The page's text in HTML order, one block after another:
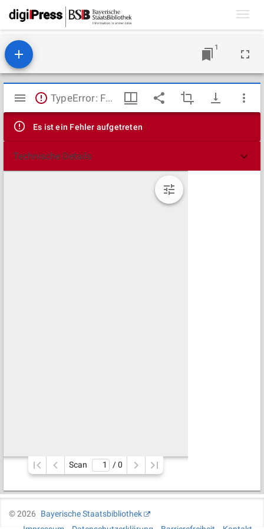
1
Mirador
Viewer
TypeError: Failed to fetch
Es ist ein Fehler aufgetreten
Technische Details
Scan / 0
©2026
Bayerische Staatsbibliothek